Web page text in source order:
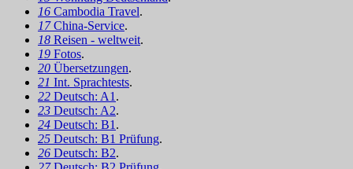
16 Cambodia Travel.
17China-Service.
18 Reisen - weltweit.
19 Fotos.
20 Übersetzungen.
21 Int. Sprachtests.
22 Deutsch: A1 .
23 Deutsch: A2.
24 Deutsch: B1 .
25 Deutsch: B1 Prüfung.
26 Deutsch: B2.